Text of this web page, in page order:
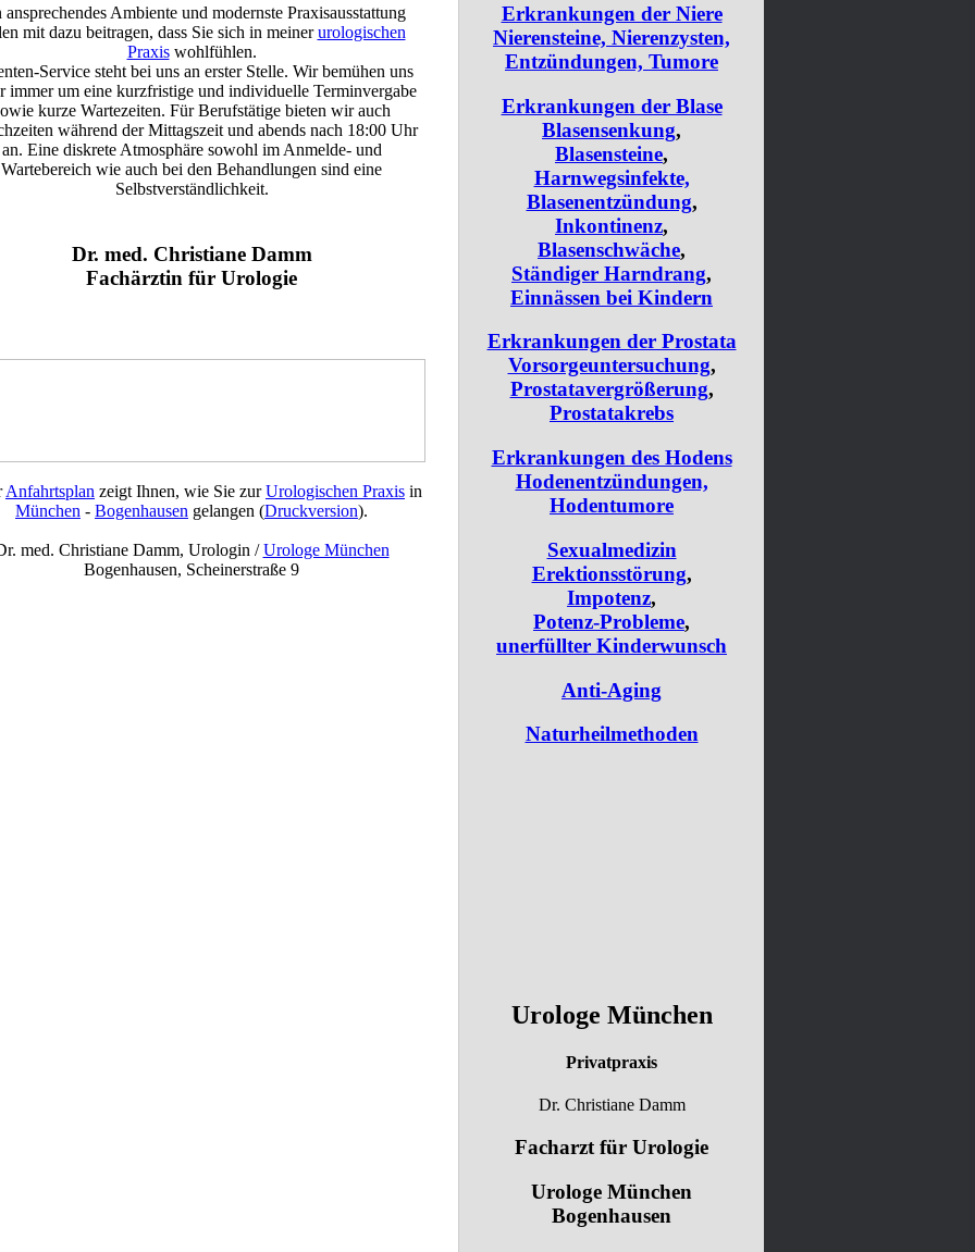
ansprechendes Ambiente und modernste Praxisausstattung
mit dazu beitragen, dass Sie sich in meinerurologischen
Praxiswohlfühlen.
Service steht bei uns an erster Stelle. Wir bemühen uns
immer um eine kurzfristige und individuelle Terminvergabe
kurze Wartezeiten. Für Berufstätige bieten wir auch
während der Mittagszeit und abends nach 18:00 Uhr
an. Eine diskrete Atmosphäre sowohl im Anmelde- und
Wartebereich wie auch bei den Behandlungen sind eine
Selbstverständlichkeit.
Dr. med. Christiane Damm
Fachärztin für Urologie
Anfahrtsplan zeigt Ihnen, wie Sie zurUrologischen Praxis in
München - Bogenhausen gelangen (Druckversion).
med. Christiane Damm, Urologin /Urologe München
Bogenhausen, Scheinerstraße 9
Erkrankungen der Niere
Nierensteine, Nierenzysten,
Entzündungen, Tumore
Erkrankungen der Blase
Blasensenkung,
Blasensteine,
Harnwegsinfekte,
Blasenentzündung,
Inkontinenz,
Blasenschwäche,
Ständiger Harndrang,
Einnässen bei Kindern
Erkrankungen der Prostata
Vorsorgeuntersuchung,
Prostatavergrößerung,
Prostatakrebs
Erkrankungen des Hodens
Hodenentzündungen,
Hodentumore
Sexualmedizin
Erektionsstörung,
Impotenz,
Potenz-Probleme,
unerfüllter Kinderwunsch
Anti-Aging
Naturheilmethoden
Urologe München
Privatpraxis
Dr. Christiane Damm
Facharzt für Urologie
Urologe München
Bogenhausen